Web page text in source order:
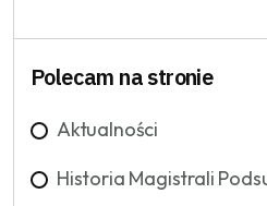
Polecam na stronie
Aktualności
Historia Magistrali